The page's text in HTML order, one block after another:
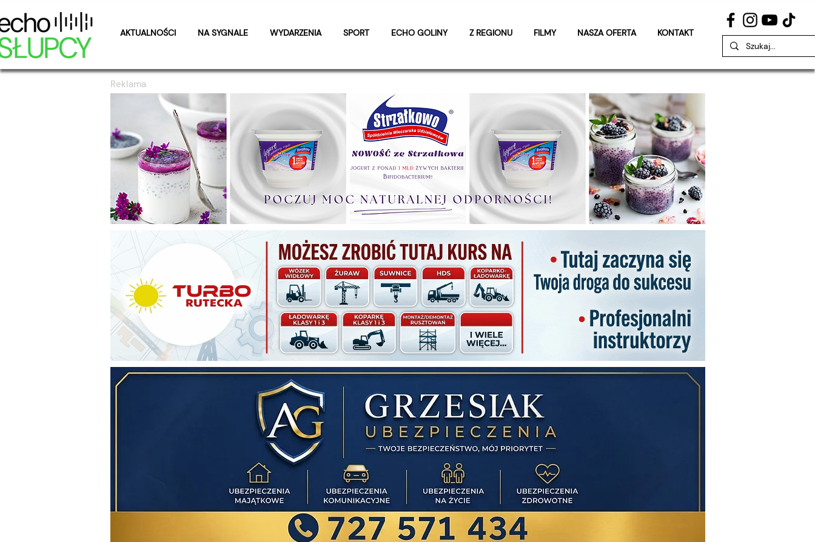
AKTUALNOŚCI NA SYGNALE WYDARZENIA SPORT ECHO GOLINY Z REGIONU FILMY NASZA OFERTA KONTAKT
Reklama